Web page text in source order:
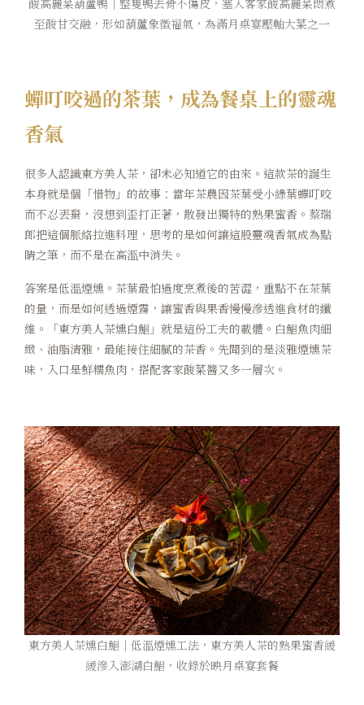
酸高麗菜葫蘆鴨｜整隻鴨去骨不傷皮，塞入客家酸高麗菜悶煮
至酸甘交融，形如葫蘆象徵福氣，為滿月桌宴壓軸大菜之一
蟬叮咬過的茶葉，成為餐桌上的靈魂
香氣
很多人認識東方美人茶，卻未必知道它的由來。這款茶的誕生
本身就是個「惜物」的故事：當年茶農因茶葉受小綠葉蟬叮咬
而不忍丟棄，沒想到歪打正著，散發出獨特的熟果蜜香。蔡瑞
郎把這個脈絡拉進料理，思考的是如何讓這股靈魂香氣成為點
睛之筆，而不是在高溫中消失。
答案是低溫煙燻。茶葉最怕過度烹煮後的苦澀，重點不在茶葉
的量，而是如何透過煙霧，讓蜜香與果香慢慢滲透進食材的纖
維。「東方美人茶燻白鯧」就是這份工夫的載體。白鯧魚肉細
緻、油脂清雅，最能接住細膩的茶香。先聞到的是淡雅煙燻茶
味，入口是鮮糯魚肉，搭配客家酸菜醬又多一層次。
東方美人茶燻白鯧｜低溫煙燻工法，東方美人茶的熟果蜜香緩
緩滲入澎湖白鯧，收錄於映月桌宴套餐